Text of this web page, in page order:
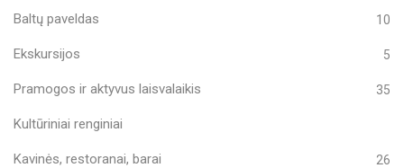
Baltų paveldas 10
Ekskursijos 5
Pramogos ir aktyvus laisvalaikis 35
Kultūriniai renginiai
Kavinės, restoranai, barai 26